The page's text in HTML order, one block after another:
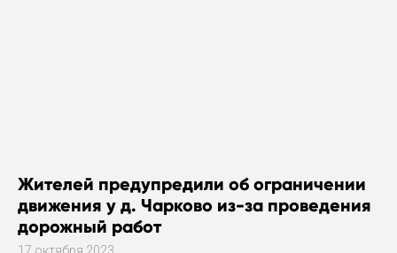
Жителей предупредили об ограничении
движения у д. Чарково из-за проведения
дорожный работ